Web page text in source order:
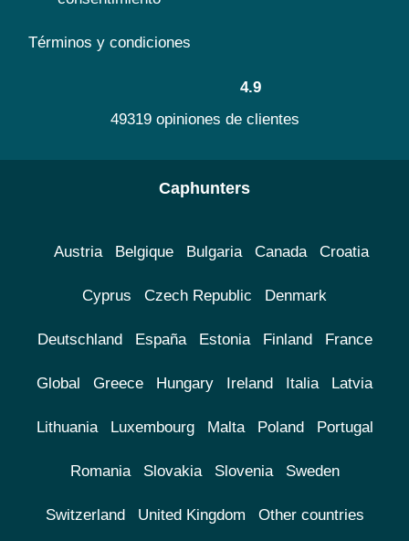
Términos y condiciones
4.9
49319 opiniones de clientes
Caphunters
Austria Belgique Bulgaria Canada Croatia
Cyprus Czech Republic Denmark
Deutschland España Estonia Finland France
Global Greece Hungary Ireland Italia Latvia
Lithuania Luxembourg Malta Poland Portugal
Romania Slovakia Slovenia Sweden
Switzerland United Kingdom Other countries